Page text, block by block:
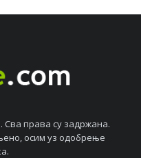
Сва права су задржана.
осим уз одобрeњe